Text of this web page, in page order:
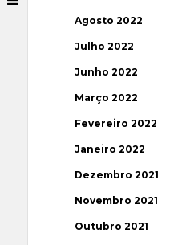
Agosto 2022
Julho 2022
Junho 2022
Março 2022
Fevereiro 2022
Janeiro 2022
Dezembro 2021
Novembro 2021
Outubro 2021